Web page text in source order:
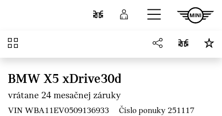
Porovnať Prihlásenie
Prehľad
BMW X5 xDrive30d
vrátane 24 mesačnej záruky
VIN WBA11EV0509136933
Číslo ponuky 251117